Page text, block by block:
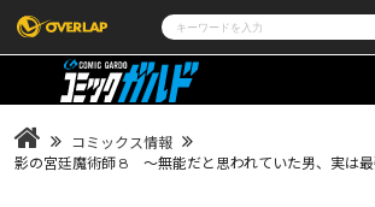
コミック
LiQulle
ラブパルフェ
ライト
ロサージュノ
その他 通販・
コミックス情報
影の宮廷魔術師 8 ～無能だと思われていた男、実は